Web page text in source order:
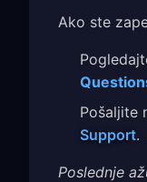
Ako ste
Pošaljite
Support.
Poslednje